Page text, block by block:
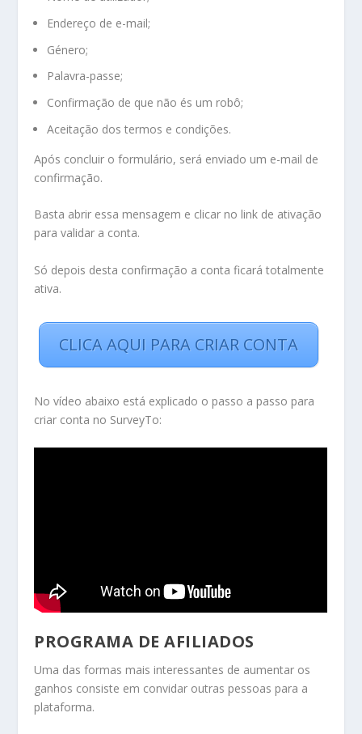
Endereço de e-mail;
Género;
Palavra-passe;
Confirmação de que não és um robô;
Aceitação dos termos e condições.
Após concluir o formulário, será enviado um e-mail de
confirmação.
Basta abrir essa mensagem e clicar no link de ativação
para validar a conta.
Só depois desta confirmação a conta ficará totalmente
ativa.
CLICA AQUI PARA CRIAR CONTA
No vídeo abaixo está explicado o passo a passo para
criar conta no SurveyTo:
PROGRAMA DE AFILIADOS
Uma das formas mais interessantes de aumentar os
ganhos consiste em convidar outras pessoas para a
plataforma.